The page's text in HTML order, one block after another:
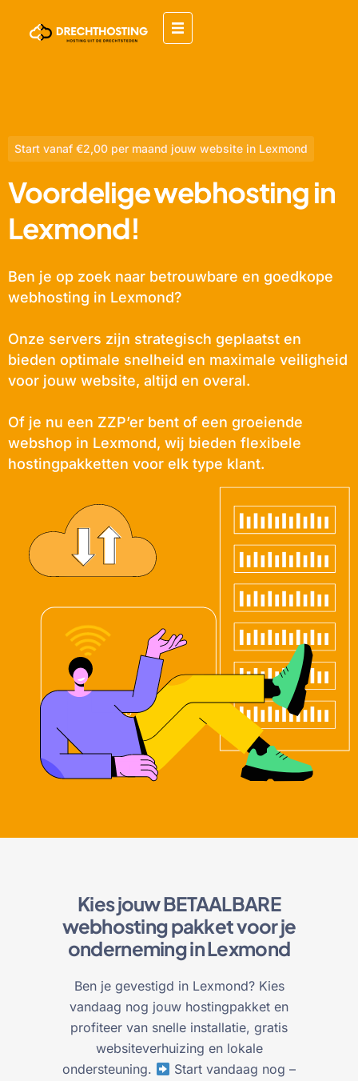
Start vanaf €2,00 per maand jouw website in Lexmond
Voordelige webhosting in
Lexmond!
Ben je op zoek naar betrouwbare en goedkope
webhosting in Lexmond?
Onze servers zijn strategisch geplaatst en
bieden optimale snelheid en maximale veiligheid
voor jouw website, altijd en overal.
Of je nu een ZZP’er bent of een groeiende
webshop in Lexmond, wij bieden flexibele
hostingpakketten voor elk type klant.
Kies jouw BETAALBARE
webhosting pakket voor je
onderneming in Lexmond
Ben je gevestigd in Lexmond? Kies
vandaag nog jouw hostingpakket en
profiteer van snelle installatie, gratis
websiteverhuizing en lokale
ondersteuning.
Start vandaag nog –